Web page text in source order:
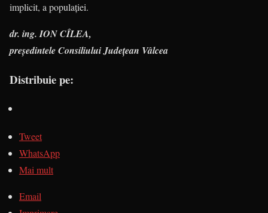
implicit, a populaţiei.
dr. ing. ION CÎLEA,
preşedintele Consiliului Judeţean Vâlcea
Distribuie pe:
Tweet
WhatsApp
Mai mult
Email